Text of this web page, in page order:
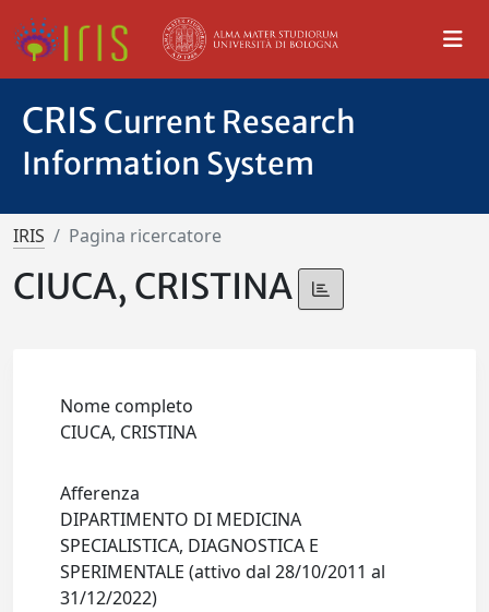
CRIS Current Research
Information System
IRIS Pagina ricercatore
CIUCA, CRISTINA
Nome completo
CIUCA, CRISTINA
Afferenza
DIPARTIMENTO DI MEDICINA
SPECIALISTICA, DIAGNOSTICA E
SPERIMENTALE (attivo dal 28/10/2011 al
31/12/2022)